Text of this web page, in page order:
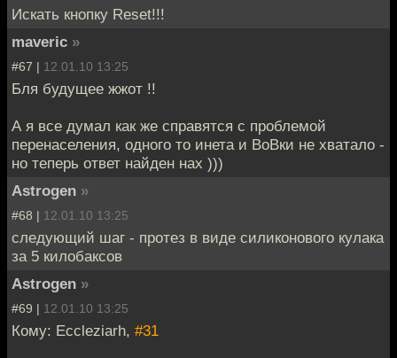
Искать кнопку Reset!!!
maveric »
#67 | 12.01.10 13:25
Бля будущее жжот !!
А я все думал как же справятся с проблемой
перенаселения, одного то инета и ВоВки не хватало -
но теперь ответ найден нах )))
Astrogen »
#68 | 12.01.10 13:25
следующий шаг - протез в виде силиконового кулака
за 5 килобаксов
Astrogen »
#69 | 12.01.10 13:25
Кому: Eccleziarh, #31